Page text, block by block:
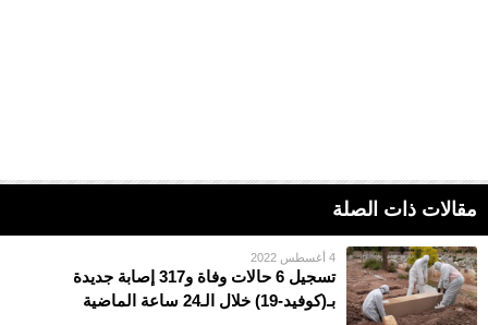
مقالات ذات الصلة
4 أغسطس 2022
تسجيل 6 حالات وفاة و317 إصابة جديدة
بـ(كوفيد-19) خلال الـ24 ساعة الماضية